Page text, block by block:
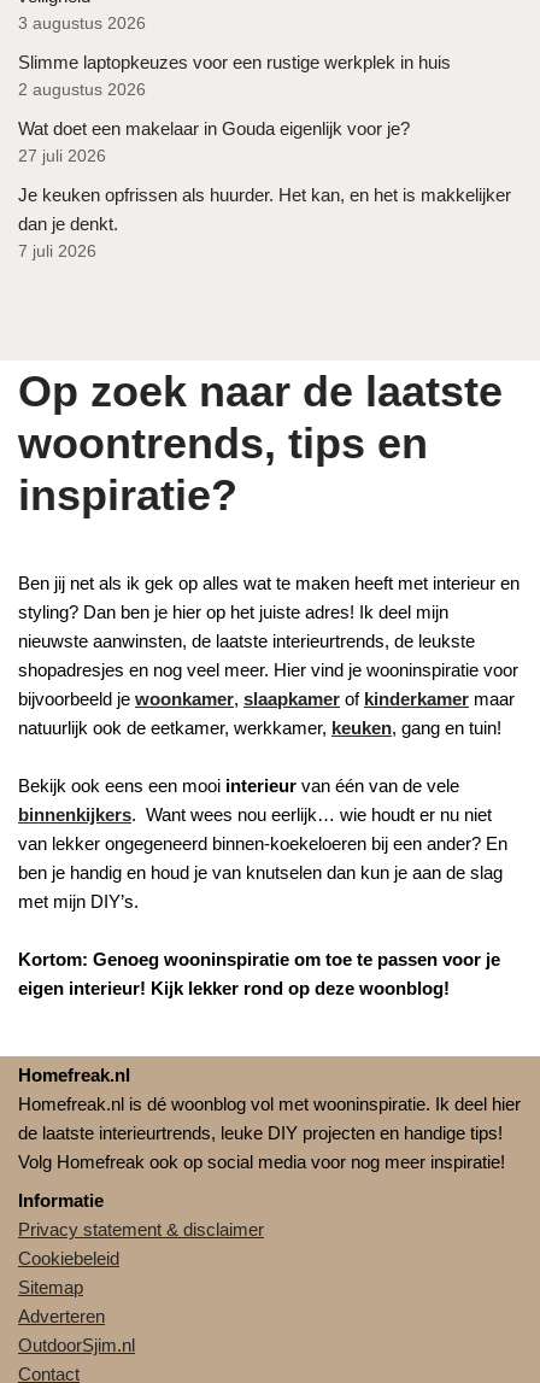
3 augustus 2026
Slimme laptopkeuzes voor een rustige werkplek in huis
2 augustus 2026
Wat doet een makelaar in Gouda eigenlijk voor je?
27 juli 2026
Je keuken opfrissen als huurder. Het kan, en het is makkelijker
dan je denkt.
7 juli 2026
Op zoek naar de laatste
woontrends, tips en
inspiratie?
Ben jij net als ik gek op alles wat te maken heeft met interieur en
styling? Dan ben je hier op het juiste adres! Ik deel mijn
nieuwste aanwinsten, de laatste interieurtrends, de leukste
shopadresjes en nog veel meer. Hier vind je wooninspiratie voor
bijvoorbeeld je woonkamer, slaapkamer of kinderkamer maar
natuurlijk ook de eetkamer, werkkamer, keuken, gang en tuin!
Bekijk ook eens een mooi interieur van één van de vele
binnenkijkers. Want wees nou eerlijk… wie houdt er nu niet
van lekker ongegeneerd binnen-koekeloeren bij een ander? En
ben je handig en houd je van knutselen dan kun je aan de slag
met mijn DIY’s.
Kortom: Genoeg wooninspiratie om toe te passen voor je
eigen interieur! Kijk lekker rond op deze woonblog!
Homefreak.nl
Homefreak.nl is dé woonblog vol met wooninspiratie. Ik deel hier
de laatste interieurtrends, leuke DIY projecten en handige tips!
Volg Homefreak ook op social media voor nog meer inspiratie!
Informatie
Privacy statement & disclaimer
Cookiebeleid
Sitemap
Adverteren
OutdoorSjim.nl
Contact